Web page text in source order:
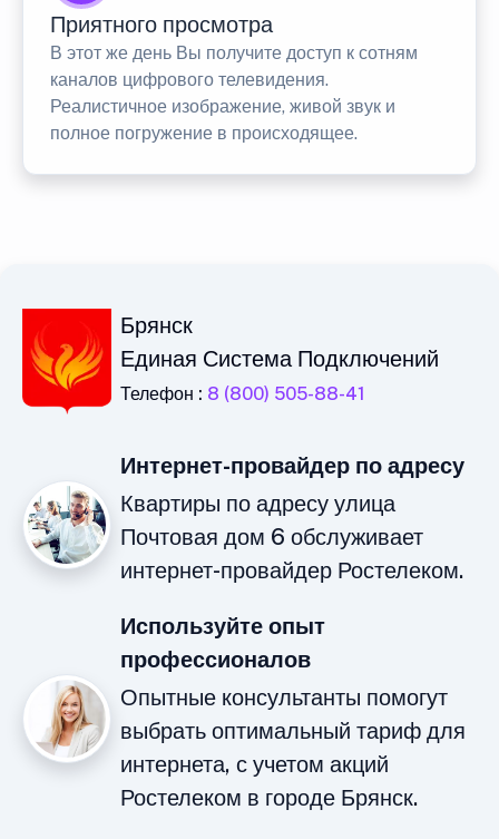
Приятного просмотра
В этот же день Вы получите доступ к сотням
каналов цифрового телевидения.
Реалистичное изображение, живой звук и
полное погружение в происходящее.
Брянск
Единая Система Подключений
Телефон : 8 (800) 505-88-41
Интернет-провайдер по адресу
Квартиры по адресу улица
Почтовая дом 6 обслуживает
интернет-провайдер Ростелеком.
Используйте опыт
профессионалов
Опытные консультанты помогут
выбрать оптимальный тариф для
интернета, с учетом акций
Ростелеком в городе Брянск.